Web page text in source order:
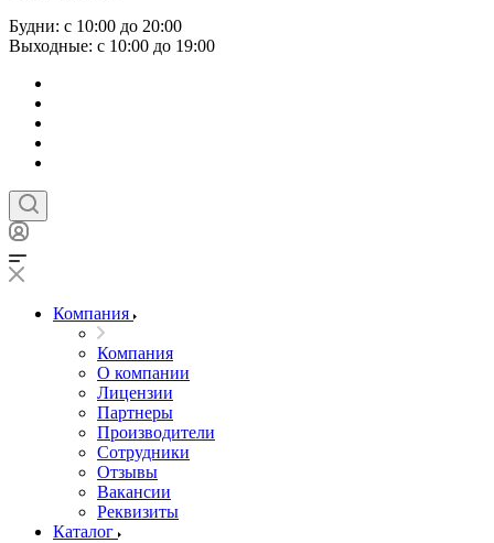
Будни: с 10:00 до 20:00
Выходные: с 10:00 до 19:00
Компания
Компания
О компании
Лицензии
Партнеры
Производители
Сотрудники
Отзывы
Вакансии
Реквизиты
Каталог